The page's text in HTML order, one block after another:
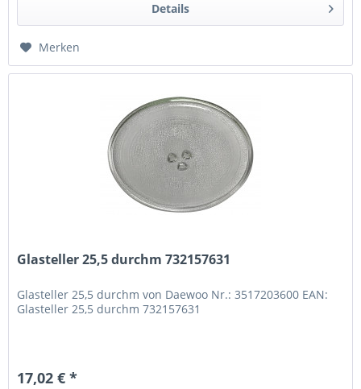
Details
Merken
Glasteller 25,5 durchm 732157631
Glasteller 25,5 durchm von Daewoo Nr.: 3517203600 EAN:
Glasteller 25,5 durchm 732157631
17,02 € *